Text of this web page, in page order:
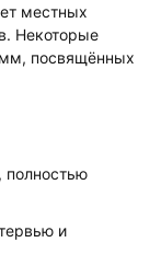
местных
Некоторые
посвящённых
полностью
и